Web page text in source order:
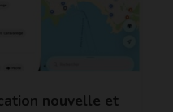
nouvelle et